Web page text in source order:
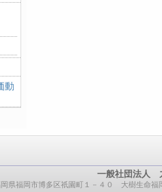
動
一般社団法人
県福岡市博多区祇園町１－４０ 大樹生命